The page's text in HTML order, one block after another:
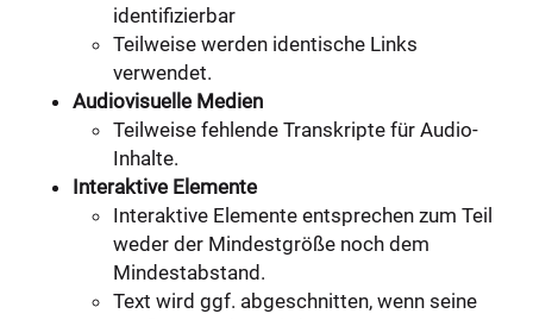
identifizierbar
Teilweise werden identische Links
verwendet.
Audiovisuelle Medien
Teilweise fehlende Transkripte für Audio-
Inhalte.
Interaktive Elemente
Interaktive Elemente entsprechen zum Teil
weder der Mindestgröße noch dem
Mindestabstand.
Text wird ggf. abgeschnitten, wenn seine